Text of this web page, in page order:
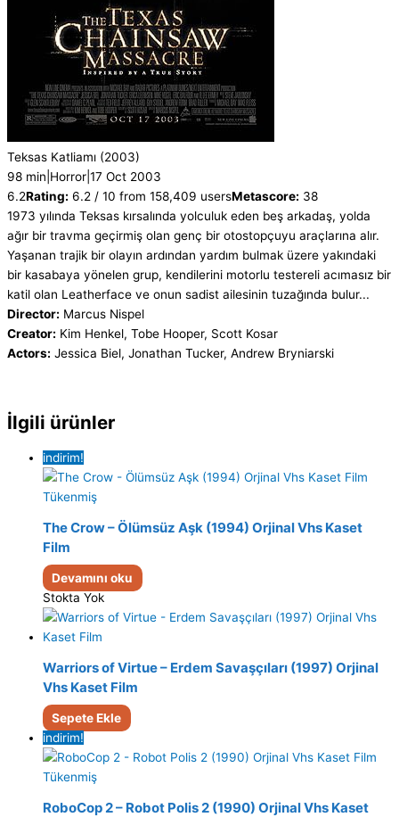
Teksas Katliamı (2003)
98 min Horror 17 Oct 2003
6.2Rating: 6.2 / 10 from 158,409 usersMetascore: 38
1973 yılında Teksas kırsalında yolculuk eden beş arkadaş, yolda
ağır bir travma geçirmiş olan genç bir otostopçuyu araçlarına alır.
Yaşanan trajik bir olayın ardından yardım bulmak üzere yakındaki
bir kasabaya yönelen grup, kendilerini motorlu testereli acımasız bir
katil olan Leatherface ve onun sadist ailesinin tuzağında bulur...
Director: Marcus Nispel
Creator: Kim Henkel, Tobe Hooper, Scott Kosar
Actors: Jessica Biel, Jonathan Tucker, Andrew Bryniarski
İlgili ürünler
indirim!
Tükenmiş
The Crow – Ölümsüz Aşk (1994) Orjinal Vhs Kaset
Film
Devamını oku
Stokta Yok
Warriors of Virtue – Erdem Savaşçıları (1997) Orjinal
Vhs Kaset Film
Sepete Ekle
indirim!
Tükenmiş
RoboCop 2 – Robot Polis 2 (1990) Orjinal Vhs Kaset